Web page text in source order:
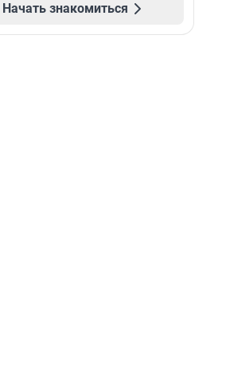
Начать знакомиться